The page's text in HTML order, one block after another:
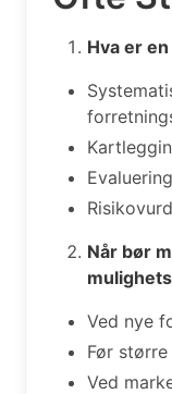
Hva er
Når bør
Ved nye
Før
Ved